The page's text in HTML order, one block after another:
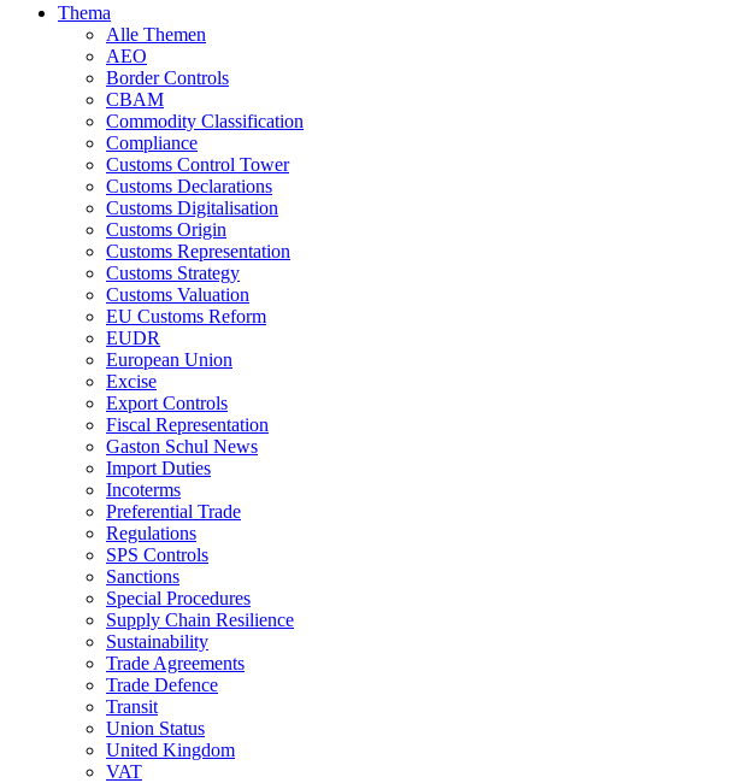
Thema
Alle Themen
AEO
Border Controls
CBAM
Commodity Classification
Compliance
Customs Control Tower
Customs Declarations
Customs Digitalisation
Customs Origin
Customs Representation
Customs Strategy
Customs Valuation
EU Customs Reform
EUDR
European Union
Excise
Export Controls
Fiscal Representation
Gaston Schul News
Import Duties
Incoterms
Preferential Trade
Regulations
SPS Controls
Sanctions
Special Procedures
Supply Chain Resilience
Sustainability
Trade Agreements
Trade Defence
Transit
Union Status
United Kingdom
VAT